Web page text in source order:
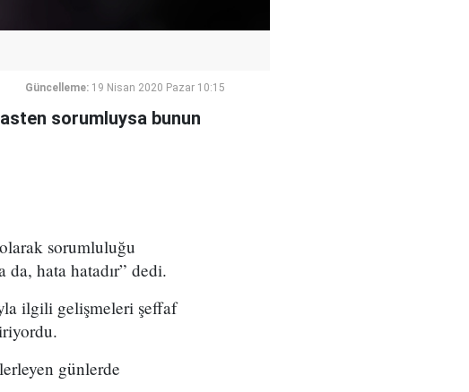
Güncelleme: 19 Nisan 2020 Pazar 10:15
sorumluysa bunun
sorumluluğu
da, hata hatadır” dedi.
ilgili gelişmeleri şeffaf
günlerde